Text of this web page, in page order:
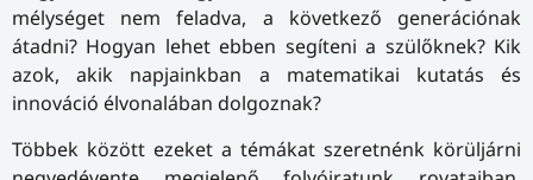
mélységet nem feladva, a következő generációnak
átadni? Hogyan lehet ebben segíteni a szülőknek? Kik
azok, akik napjainkban a matematikai kutatás és
innováció élvonalában dolgoznak?
Többek között ezeket a témákat szeretnénk körüljárni